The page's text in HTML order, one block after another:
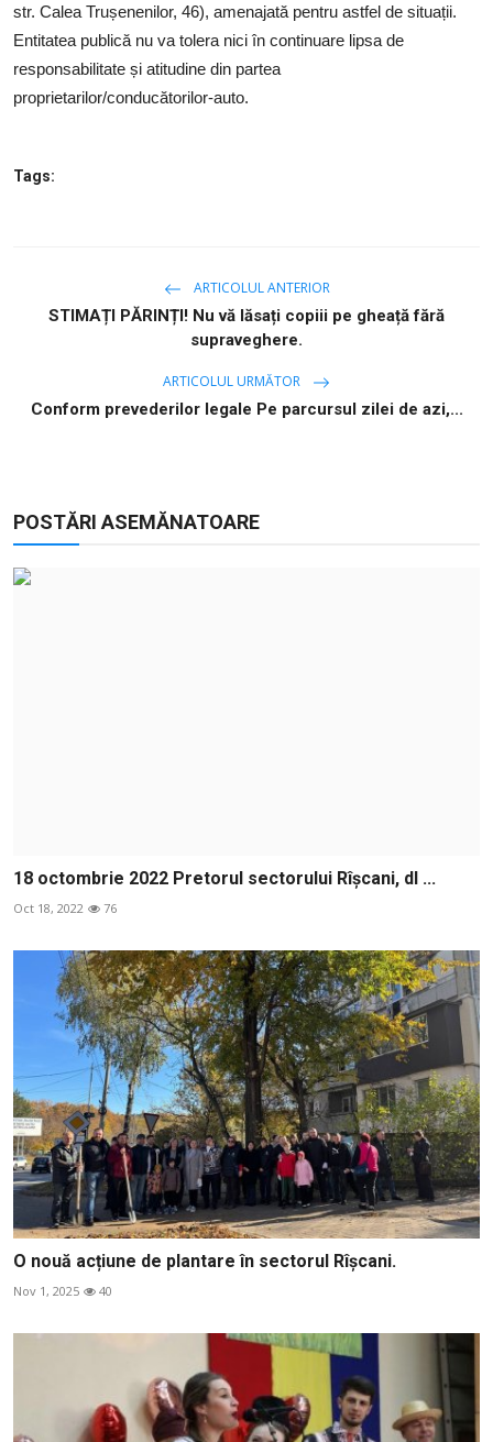
str. Calea Trușenenilor, 46), amenajată pentru astfel de situații.
Entitatea publică nu va tolera nici în continuare lipsa de
responsabilitate și atitudine din partea
proprietarilor/conducătorilor-auto.
Tags:
ARTICOLUL ANTERIOR
STIMAȚI PĂRINȚI! Nu vă lăsați copiii pe gheață fără
supraveghere.
ARTICOLUL URMĂTOR
Conform prevederilor legale Pe parcursul zilei de azi,...
POSTĂRI ASEMĂNATOARE
18 octombrie 2022 Pretorul sectorului Rîșcani, dl ...
Oct 18, 2022 76
O nouă acțiune de plantare în sectorul Rîșcani.
Nov 1, 2025 40